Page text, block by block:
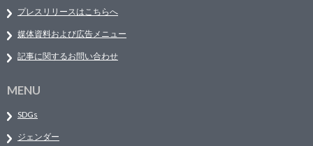
プレスリリースはこちらへ
媒体資料および広告メニュー
記事に関するお問い合わせ
MENU
SDGs
ジェンダー